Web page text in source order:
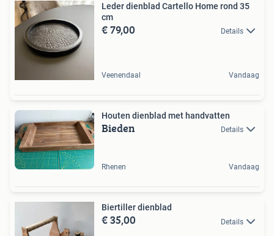
Leder dienblad Cartello Home rond 35
cm
€ 79,00 Details
Veenendaal Vandaag
Houten dienblad met handvatten
Bieden Details
Rhenen Vandaag
Biertiller dienblad
€ 35,00 Details